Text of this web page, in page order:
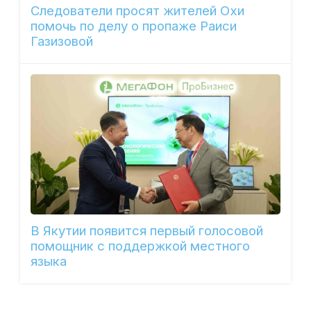
Следователи просят жителей Охи
помочь по делу о пропаже Раиси
Газизовой
В Якутии появится первый голосовой
помощник с поддержкой местного
языка